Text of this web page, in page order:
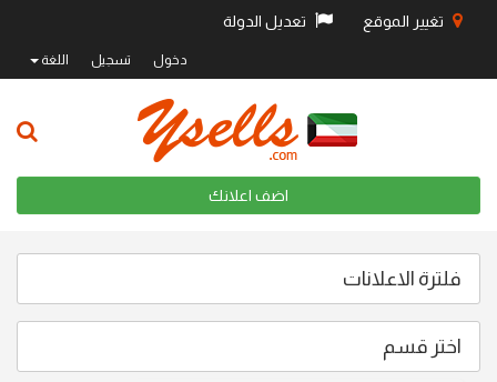
تغيير الموقع تعديل الدولة
دخول تسجيل اللغة
اضف اعلانك
فلترة الاعلانات
اختر قسم